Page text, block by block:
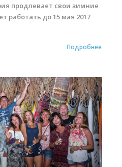
продлевает свои зимние
работать до 15 мая 2017
Подробнее